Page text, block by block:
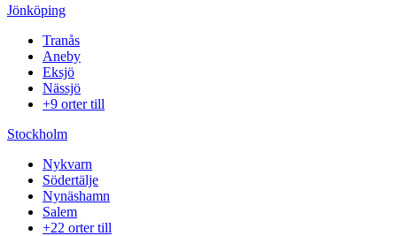
Jönköping
Tranås
Aneby
Eksjö
Nässjö
+9 orter till
Stockholm
Nykvarn
Södertälje
Nynäshamn
Salem
+22 orter till